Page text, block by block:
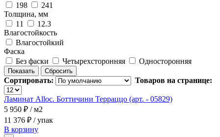
198
241
Толщина, мм
11
12.3
Влагостойкость
Влагостойкий
Фаска
Без фаски
Четырехсторонняя Односторонняя
Сортировать: Товаров на странице:
Ламинат Alloc. Боттичини Терраццо (арт. - 05829)
5 950 ₽ / м2
11 376 ₽ / упак
В корзину